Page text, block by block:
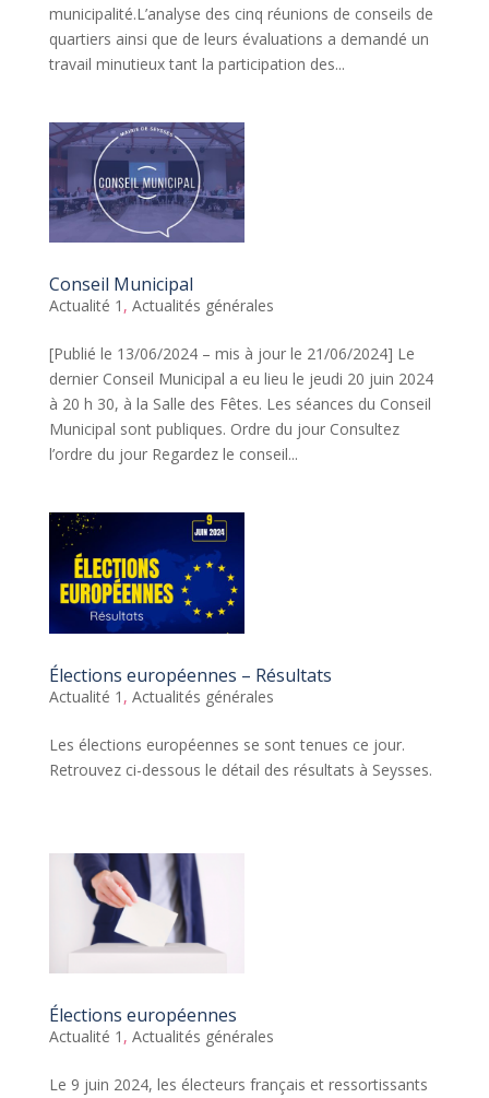
municipalité.L’analyse des cinq réunions de conseils de
quartiers ainsi que de leurs évaluations a demandé un
travail minutieux tant la participation des...
Conseil Municipal
Actualité 1 , Actualités générales
[Publié le 13/06/2024 – mis à jour le 21/06/2024] Le
dernier Conseil Municipal a eu lieu le jeudi 20 juin 2024
à 20 h 30, à la Salle des Fêtes. Les séances du Conseil
Municipal sont publiques. Ordre du jour Consultez
l’ordre du jour Regardez le conseil...
Élections européennes – Résultats
Actualité 1 , Actualités générales
Les élections européennes se sont tenues ce jour.
Retrouvez ci-dessous le détail des résultats à Seysses.
Élections européennes
Actualité 1 , Actualités générales
Le 9 juin 2024, les électeurs français et ressortissants